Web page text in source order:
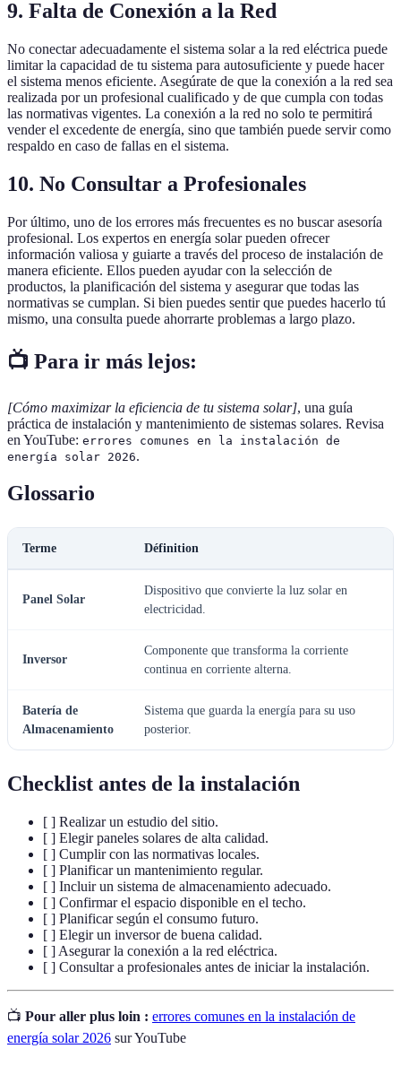
9. Falta de Conexión a la Red
No conectar adecuadamente el sistema solar a la red eléctrica puede
limitar la capacidad de tu sistema para autosuficiente y puede hacer
el sistema menos eficiente. Asegúrate de que la conexión a la red sea
realizada por un profesional cualificado y de que cumpla con todas
las normativas vigentes. La conexión a la red no solo te permitirá
vender el excedente de energía, sino que también puede servir como
respaldo en caso de fallas en el sistema.
10. No Consultar a Profesionales
Por último, uno de los errores más frecuentes es no buscar asesoría
profesional. Los expertos en energía solar pueden ofrecer
información valiosa y guiarte a través del proceso de instalación de
manera eficiente. Ellos pueden ayudar con la selección de
productos, la planificación del sistema y asegurar que todas las
normativas se cumplan. Si bien puedes sentir que puedes hacerlo tú
mismo, una consulta puede ahorrarte problemas a largo plazo.
📺 Para ir más lejos:
[Cómo maximizar la eficiencia de tu sistema solar], una guía
práctica de instalación y mantenimiento de sistemas solares. Revisa
en YouTube: errores comunes en la instalación de
energía solar 2026.
Glossario
Terme Définition
Panel Solar
Dispositivo que convierte la luz solar en
electricidad.
Inversor
Componente que transforma la corriente
continua en corriente alterna.
Batería de
Almacenamiento
Sistema que guarda la energía para su uso
posterior.
Checklist antes de la instalación
[ ] Realizar un estudio del sitio.
[ ] Elegir paneles solares de alta calidad.
[ ] Cumplir con las normativas locales.
[ ] Planificar un mantenimiento regular.
[ ] Incluir un sistema de almacenamiento adecuado.
[ ] Confirmar el espacio disponible en el techo.
[ ] Planificar según el consumo futuro.
[ ] Elegir un inversor de buena calidad.
[ ] Asegurar la conexión a la red eléctrica.
[ ] Consultar a profesionales antes de iniciar la instalación.
📺 Pour aller plus loin : errores comunes en la instalación de
energía solar 2026 sur YouTube